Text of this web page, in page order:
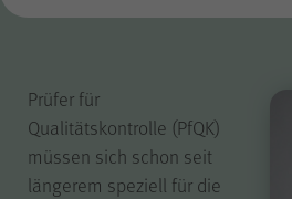
Prüfer für
Qualitätskontrolle (PfQK)
müssen sich schon seit
längerem speziell für die